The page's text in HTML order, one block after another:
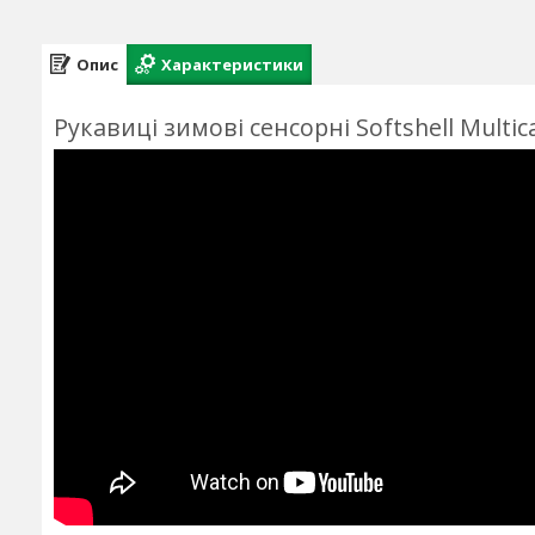
Опис Характеристики
Рукавиці зимові сенсорні Softshell